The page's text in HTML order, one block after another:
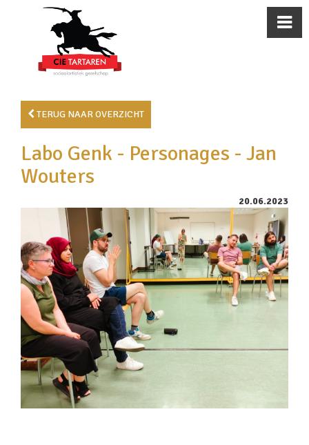
TERUG NAAR OVERZICHT
Labo Genk - Personages - Jan
Wouters
20.06.2023